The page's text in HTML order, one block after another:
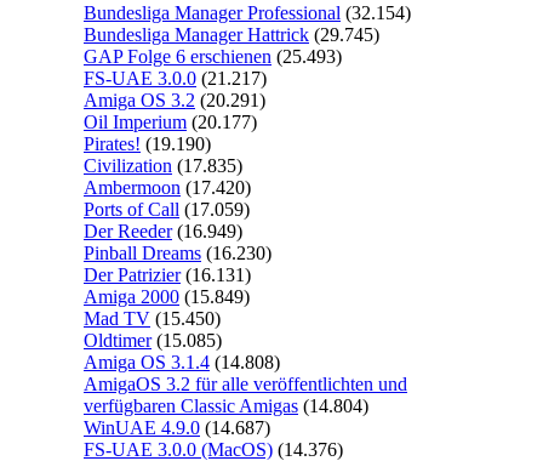
Bundesliga Manager Professional (32.154)
Bundesliga Manager Hattrick (29.745)
GAP Folge 6 erschienen (25.493)
FS-UAE 3.0.0 (21.217)
Amiga OS 3.2 (20.291)
Oil Imperium (20.177)
Pirates! (19.190)
Civilization (17.835)
Ambermoon (17.420)
Ports of Call (17.059)
Der Reeder (16.949)
Pinball Dreams (16.230)
Der Patrizier (16.131)
Amiga 2000 (15.849)
Mad TV (15.450)
Oldtimer (15.085)
Amiga OS 3.1.4 (14.808)
AmigaOS 3.2 für alle veröffentlichten und
verfügbaren Classic Amigas (14.804)
WinUAE 4.9.0 (14.687)
FS-UAE 3.0.0 (MacOS) (14.376)